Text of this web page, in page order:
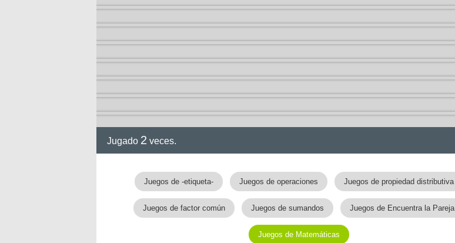
Jugado 2 veces.
Juegos de -etiqueta- Juegos de operaciones Juegos de propiedad distributiva
Juegos de factor común Juegos de sumandos Juegos de Encuentra la Pareja
Juegos de Matemáticas